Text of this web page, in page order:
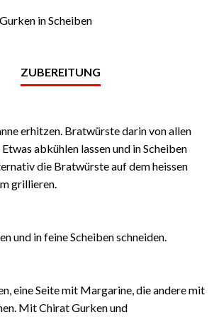
in Scheiben
ZUBEREITUNG
erhitzen. Bratwürste darin von allen
abkühlen lassen und in Scheiben
die Bratwürste auf dem heissen
grillieren.
und in feine Scheiben schneiden.
eine Seite mit Margarine, die andere mit
Mit Chirat Gurken und